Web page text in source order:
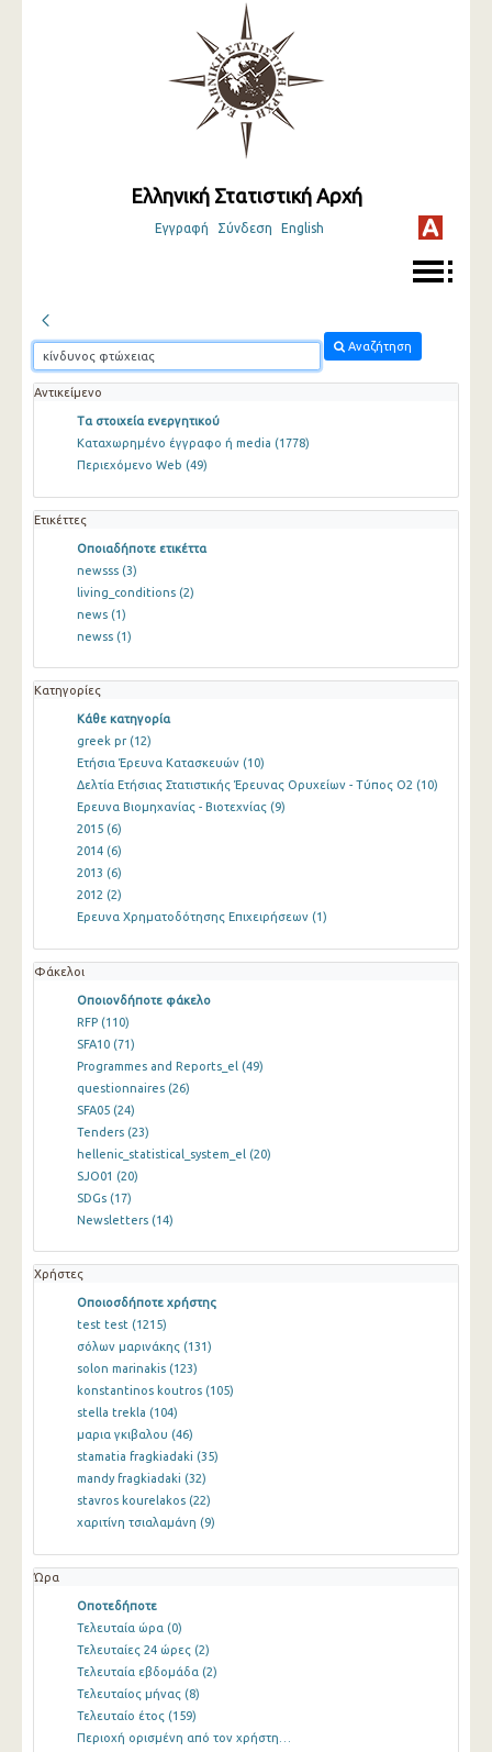
Ελληνική Στατιστική Αρχή
Εγγραφή Σύνδεση English
Αναζήτηση
Αντικείμενο
Τα στοιχεία ενεργητικού
Καταχωρημένο έγγραφο ή media (1778)
Περιεχόμενο Web (49)
Ετικέττες
Οποιαδήποτε ετικέττα
newsss (3)
living_conditions (2)
news (1)
newss (1)
Κατηγορίες
Κάθε κατηγορία
greek pr (12)
Ετήσια Έρευνα Κατασκευών (10)
Δελτία Ετήσιας Στατιστικής Έρευνας Ορυχείων - Τύπος Ο2 (10)
Ερευνα Βιομηχανίας - Βιοτεχνίας (9)
2015 (6)
2014 (6)
2013 (6)
2012 (2)
Ερευνα Χρηματοδότησης Επιχειρήσεων (1)
Φάκελοι
Οποιονδήποτε φάκελο
RFP (110)
SFA10 (71)
Programmes and Reports_el (49)
questionnaires (26)
SFA05 (24)
Tenders (23)
hellenic_statistical_system_el (20)
SJO01 (20)
SDGs (17)
Newsletters (14)
Χρήστες
Οποιοσδήποτε χρήστης
test test (1215)
σόλων μαρινάκης (131)
solon marinakis (123)
konstantinos koutros (105)
stella trekla (104)
μαρια γκιβαλου (46)
stamatia fragkiadaki (35)
mandy fragkiadaki (32)
stavros kourelakos (22)
χαριτίνη τσιαλαμάνη (9)
Ώρα
Οποτεδήποτε
Τελευταία ώρα (0)
Τελευταίες 24 ώρες (2)
Τελευταία εβδομάδα (2)
Τελευταίος μήνας (8)
Τελευταίο έτος (159)
Περιοχή ορισμένη από τον χρήστη…